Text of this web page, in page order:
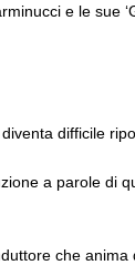
e le sue
difficile
a parole di
che